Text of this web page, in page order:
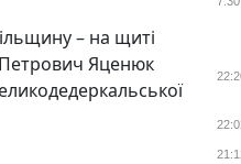
– на щиті
Петрович Яценюк